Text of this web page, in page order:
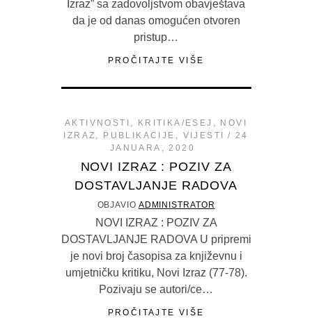
Izraz” sa zadovoljstvom obavještava
da je od danas omogućen otvoren
pristup…
PROČITAJTE VIŠE
AKTIVNOSTI KRITIKA/ESEJ
NOVI
IZRAZ
PUBLIKACIJE VIJESTI
24
JANUARA, 2020
NOVI IZRAZ : POZIV ZA
DOSTAVLJANJE RADOVA
OBJAVIO ADMINISTRATOR
NOVI IZRAZ : POZIV ZA
DOSTAVLJANJE RADOVA U pripremi
je novi broj časopisa za književnu i
umjetničku kritiku, Novi Izraz (77-78).
Pozivaju se autori/ce…
PROČITAJTE VIŠE